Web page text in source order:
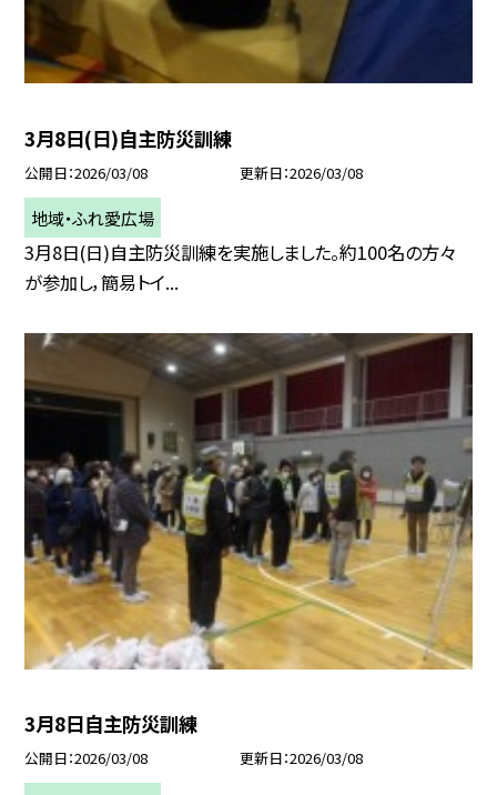
3月8日(日)自主防災訓練
公開日 2026/03/08 更新日 2026/03/08
地域・ふれ愛広場
3月8日(日)自主防災訓練を実施しました。約100名の方々
が参加し，簡易トイ...
3月8日自主防災訓練
公開日 2026/03/08 更新日 2026/03/08